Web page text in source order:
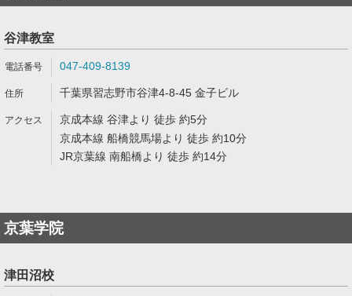
谷津教室
047-409-8139
千葉県習志野市谷津4-8-45 金子ビル
京成本線 谷津より 徒歩 約5分
京成本線 船橋競馬場より 徒歩 約10分
JR京葉線 南船橋より 徒歩 約14分
京葉学院
津田沼校